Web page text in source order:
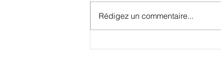
Rédigez un commentaire...